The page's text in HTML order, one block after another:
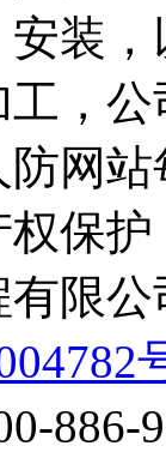
装
，
网
保
有
400-